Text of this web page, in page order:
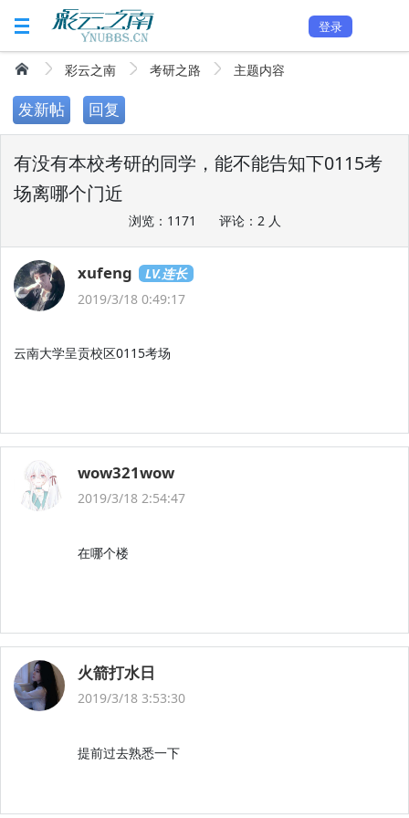
登录
彩云之南 考研之路 主题内容
发新帖 回复
有没有本校考研的同学，能不能告知下0115考
场离哪个门近
浏览：1171 评论：2 人
xufeng
LV.连长
2019/3/18 0:49:17
云南大学呈贡校区0115考场
wow321wow
2019/3/18 2:54:47
在哪个楼
火箭打水日
2019/3/18 3:53:30
提前过去熟悉一下